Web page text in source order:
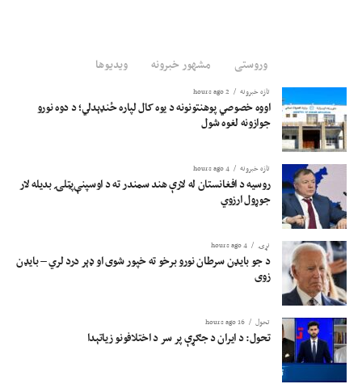
وروستی مشهور خبرونه ویدیوها
تازه خبرونه 2 hours ago
اووه خصوصي پوهنتونونه د یوه کال لپاره ځنډېدلي؛ د دوه نورو
جوازونه لغوه شول
تازه خبرونه 4 hours ago
روسیه د افغانستان له لارې هند سمندر ته د اوسپنې‌پټلۍ بدیله لار
جوړول ارزوي
نړۍ 4 hours ago
د جو بایډن سرطان نورو برخو ته خپور شوی او ډېر درد لري – بایډن
زوی
تحول 16 hours ago
تحول: د ایران د جګړې پر سر د اختلافونو زیاتېدا